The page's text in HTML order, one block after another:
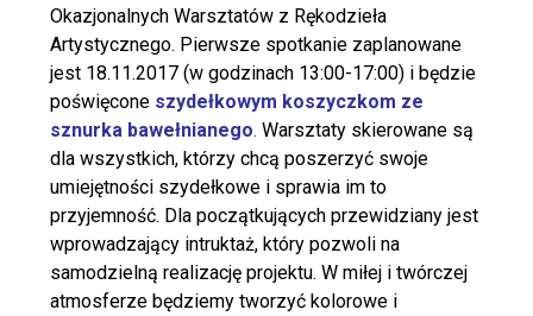
Okazjonalnych Warsztatów z Rękodzieła
Artystycznego. Pierwsze spotkanie zaplanowane
jest 18.11.2017 (w godzinach 13:00-17:00) i będzie
poświęcone szydełkowym koszyczkom ze
sznurka bawełnianego. Warsztaty skierowane są
dla wszystkich, którzy chcą poszerzyć swoje
umiejętności szydełkowe i sprawia im to
przyjemność. Dla początkujących przewidziany jest
wprowadzający intruktaż, który pozwoli na
samodzielną realizację projektu. W miłej i twórczej
atmosferze będziemy tworzyć kolorowe i